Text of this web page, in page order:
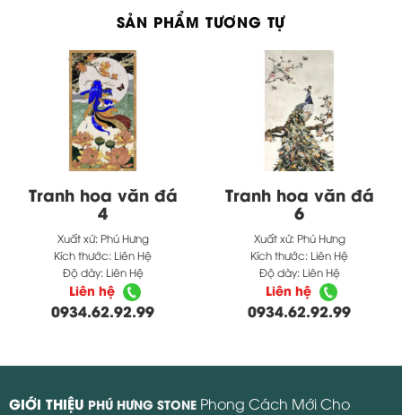
SẢN PHẨM TƯƠNG TỰ
Tranh hoa văn đá
4
Xuất xứ: Phú Hưng
Kích thước: Liên Hệ
Độ dày: Liên Hệ
Liên hệ
0934.62.92.99
Tranh hoa văn đá
6
Xuất xứ: Phú Hưng
Kích thước: Liên Hệ
Độ dày: Liên Hệ
Liên hệ
0934.62.92.99
GIỚI THIỆU PHÚ HƯNG STONE Phong Cách Mới Cho